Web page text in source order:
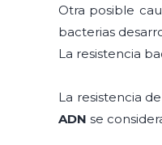
Otra posible
bacterias
La resistencia
La resistencia
ADN se